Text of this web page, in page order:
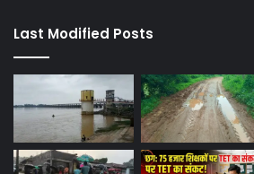
Last Modified Posts